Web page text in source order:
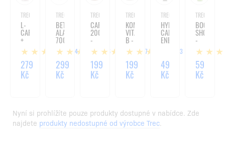
TREC
L-
CARNITINE
+
GREEN
TEA
-
90
KAPSLÍ
14
279
Kč
TREC
BETA-
ALANINE
700
90
KAPSLÍ
6
299
Kč
TREC
CAFFEINE
200PLUS
-
60
KAPSLÍ 27
199
Kč
TREC
KOMPLEX
VITAMÍNŮ
B -
60
TABLET 13
199
Kč
TREC
HYDRO
CAFFEINE
ENERGY
60ML
49
Kč
TREC
SHOT
-
100ML
59
Kč
Nyní si prohlížíte pouze produkty dostupné v nabídce. Zde
najdete produkty nedostupné od výrobce Trec